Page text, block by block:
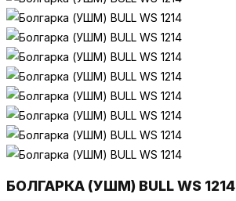
БОЛГАРКА (УШМ) BULL WS 1214